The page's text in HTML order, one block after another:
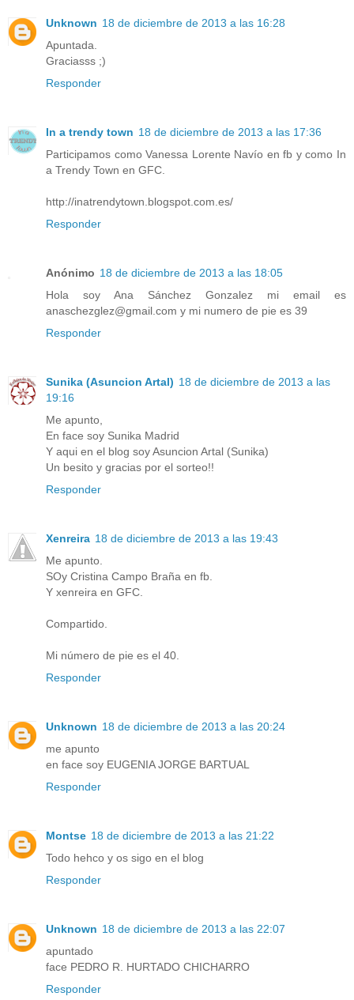
Unknown 18 de diciembre de 2013 a las 16:28
Apuntada.
Graciasss ;)
Responder
In a trendy town 18 de diciembre de 2013 a las 17:36
Participamos como Vanessa Lorente Navío en fb y como In
a Trendy Town en GFC.
http://inatrendytown.blogspot.com.es/
Responder
Anónimo 18 de diciembre de 2013 a las 18:05
Hola soy Ana Sánchez Gonzalez mi email es
anaschezglez@gmail.com y mi numero de pie es 39
Responder
Sunika (Asuncion Artal) 18 de diciembre de 2013 a las
19:16
Me apunto,
En face soy Sunika Madrid
Y aqui en el blog soy Asuncion Artal (Sunika)
Un besito y gracias por el sorteo!!
Responder
Xenreira 18 de diciembre de 2013 a las 19:43
Me apunto.
SOy Cristina Campo Braña en fb.
Y xenreira en GFC.
Compartido.
Mi número de pie es el 40.
Responder
Unknown 18 de diciembre de 2013 a las 20:24
me apunto
en face soy EUGENIA JORGE BARTUAL
Responder
Montse 18 de diciembre de 2013 a las 21:22
Todo hehco y os sigo en el blog
Responder
Unknown 18 de diciembre de 2013 a las 22:07
apuntado
face PEDRO R. HURTADO CHICHARRO
Responder